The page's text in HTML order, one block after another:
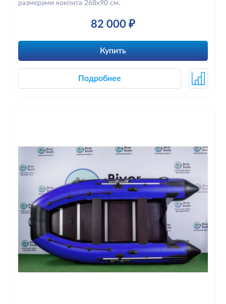
размерами кокпита 268х90 см.
82 000 ₽
Купить
Подробнее